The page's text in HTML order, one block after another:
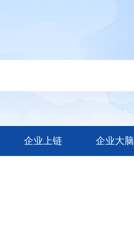
企业上链 企业大脑